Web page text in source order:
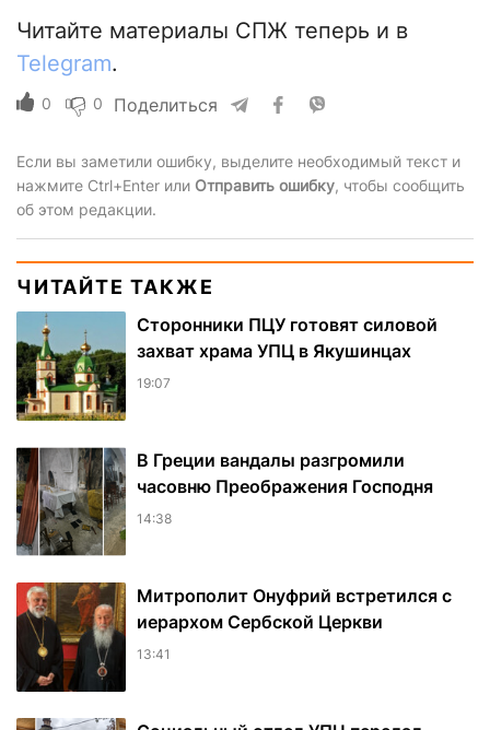
Читайте материалы СПЖ теперь и в
Telegram.
0 0 Поделиться
Если вы заметили ошибку, выделите необходимый текст и
нажмите Ctrl+Enter или Отправить ошибку, чтобы сообщить
об этом редакции.
ЧИТАЙТЕ ТАКЖЕ
Сторонники ПЦУ готовят силовой
захват храма УПЦ в Якушинцах
19:07
В Греции вандалы разгромили
часовню Преображения Господня
14:38
Митрополит Онуфрий встретился с
иерархом Сербской Церкви
13:41